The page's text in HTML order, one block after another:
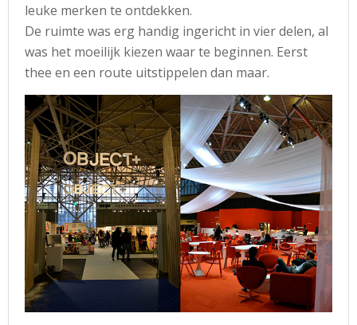
leuke merken te ontdekken.
De ruimte was erg handig ingericht in vier delen, al
was het moeilijk kiezen waar te beginnen. Eerst
thee en een route uitstippelen dan maar.